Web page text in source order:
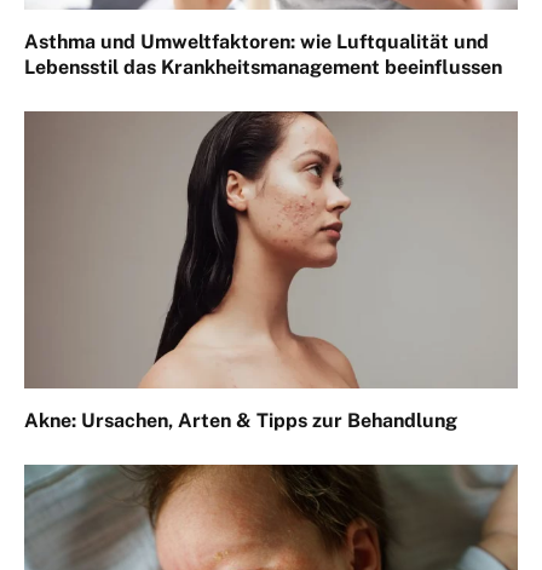
Asthma und Umweltfaktoren: wie Luftqualität und
Lebensstil das Krankheitsmanagement beeinflussen
Akne: Ursachen, Arten & Tipps zur Behandlung